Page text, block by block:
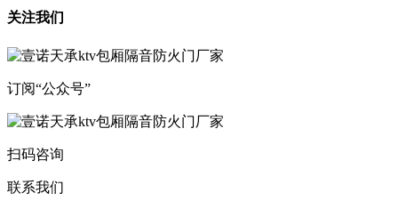
关注我们
订阅“公众号”
扫码咨询
联系我们